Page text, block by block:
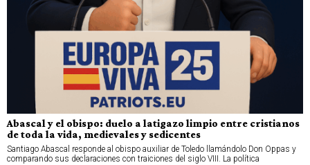
Abascal y el obispo: duelo a latigazo limpio entre cristianos
de toda la vida, medievales y sedicentes
Santiago Abascal responde al obispo auxiliar de Toledo llamándolo Don Oppas y
comparando sus declaraciones con traiciones del siglo VIII. La política